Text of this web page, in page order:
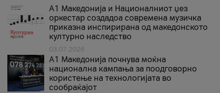
А1 Македонија и Националниот џез
оркестар создадоа современа музичка
приказна инспирирана од македонското
културно наследство
03.07.2026
A1 Македонија почнува моќна
национална кампања за поодговорно
користење на технологијата во
сообраќајот